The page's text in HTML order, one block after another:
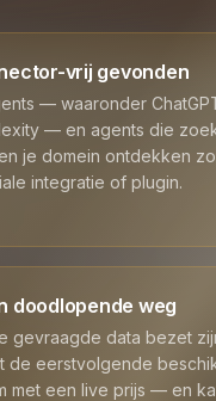
vrij gevonden
— waaronder
— en agents die
je domein ontdekken
integratie of plugin.
doodlopende weg
gevraagde data bezet
de eerstvolgende
met een live prijs — en